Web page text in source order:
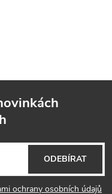
ochrany osobních údajů
ODEBÍRAT